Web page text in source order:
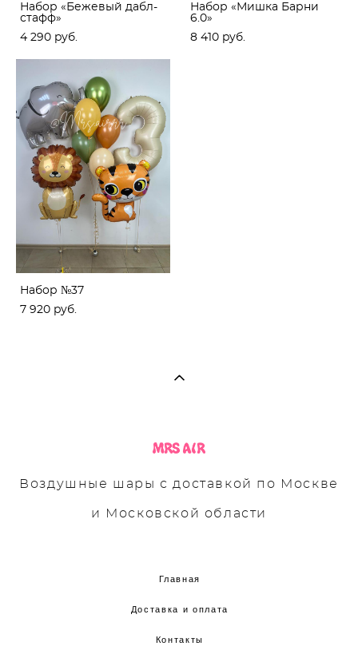
Набор «Бежевый дабл-
стафф»
4 290 pуб.
Набор «Мишка Барни
6.0»
8 410 pуб.
Набор №37
7 920 pуб.
Воздушные шары с доставкой по Москве
и Московской области
Главная
Доставка и оплата
Контакты